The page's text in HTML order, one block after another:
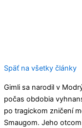
Späť na všetky články
Gimli sa narodil v
počas obdobia
po tragickom zničení
Smaugom. Jeho